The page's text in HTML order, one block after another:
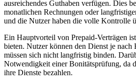
ausreichendes Guthaben verfügen. Dies
monatlichen Rechnungen oder
und die Nutzer haben die volle Kontrolle
Ein Hauptvorteil von Prepaid-Verträgen
bieten. Nutzer können den Dienst je nach
müssen sich nicht langfristig binden.
Notwendigkeit einer Bonitätsprüfung, da
ihre Dienste bezahlen.